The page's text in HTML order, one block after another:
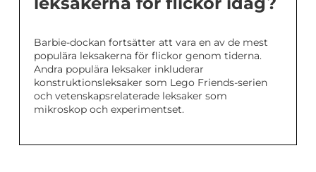
Barbie-dockan fortsätter att vara en av de mest
populära leksakerna för flickor genom tiderna.
Andra populära leksaker inkluderar
konstruktionsleksaker som Lego Friends-serien
och vetenskapsrelaterade leksaker som
mikroskop och experimentset.